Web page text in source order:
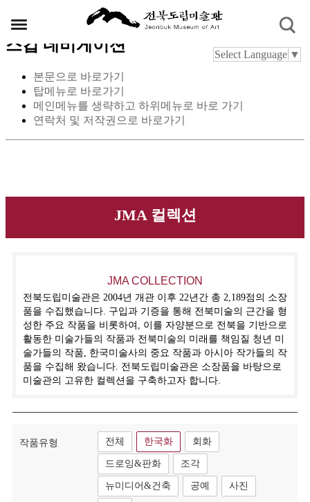
스킵 네비게이션
본문으로 바로가기
탑메뉴로 바로가기
메인메뉴를 생략하고 하위메뉴로 바로 가기
연락처 및 저작권으로 바로가기
Select Language ▼
JMA 컬렉션
JMA COLLECTION
전북도립미술관은 2004년 개관 이후 22년간 총 2,189점의 소장
품을 수집했습니다. 구입과 기증을 통해 전북미술의 근간을 형
성한 주요 작품을 비롯하여, 이를 자양분으로 전북을 기반으로
활동한 미술가들의 작품과 전북미술의 미래를 책임질 청년 미
술가들의 작품, 한국미술사의 중요 작품과 아시아 작가들의 작
품을 수집해 왔습니다. 전북도립미술관은 소장품을 바탕으로
미술관의 고유한 컬렉션을 구축하고자 합니다.
작품유형 전체 한국화 회화
드로잉&판화 조각
뉴미디어&건축 공예 사진